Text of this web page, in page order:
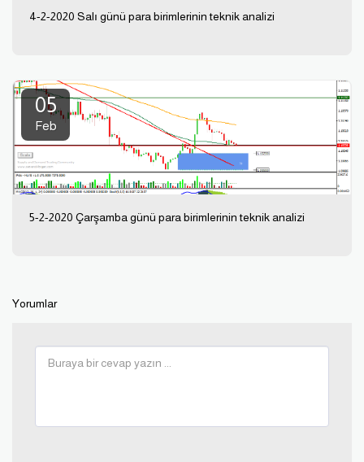
4-2-2020 Salı günü para birimlerinin teknik analizi
05
Feb
5-2-2020 Çarşamba günü para birimlerinin teknik analizi
Yorumlar